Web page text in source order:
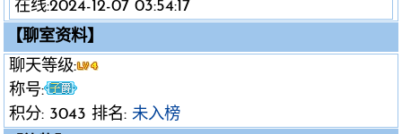
在线:2024-12-07 03:54:17
【聊室资料】
聊天等级:
称号:
积分: 3043 排名: 未入榜